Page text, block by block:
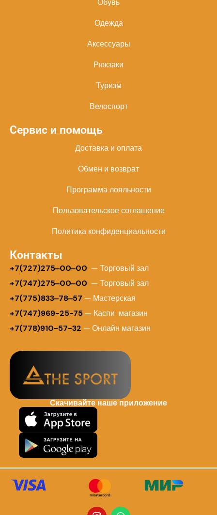
Одежда
Аксессуары
Рюкзаки
Туризм
Велоспорт
Сервис и помощь
Доставка и оплата
Обмен и возврат
Программа лояльности
Пользовательское соглашение
Политика конфиденциальности
Контакты
+7(727)275‒00‒00 — Торговый зал
+7(747)275‒00‒00 — Торговый зал
+7(775)833‒78‒57 — Мастерская
+7(747)969-25-75 — Каспи магазин
+7(778)910-57-32 — Онлайн магазин
Скачивайте наше приложение